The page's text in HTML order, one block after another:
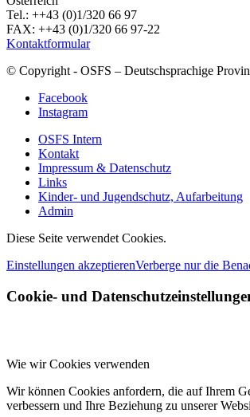
Tel.: ++43 (0)1/320 66 97
FAX: ++43 (0)1/320 66 97-22
Kontaktformular
© Copyright - OSFS – Deutschsprachige
Facebook
Instagram
OSFS Intern
Kontakt
Impressum & Datenschutz
Links
Kinder- und Jugendschutz, Aufarbeitung
Admin
Diese Seite verwendet Cookies.
Einstellungen akzeptierenVerberge nur die
Cookie- und
Wie wir Cookies verwenden
Wir können Cookies anfordern, die auf Ihrem
verbessern und Ihre Beziehung zu unserer